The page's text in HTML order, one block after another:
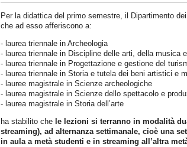
Per la didattica del primo semestre, il Dipartimento
che ad esso afferiscono a:
- laurea triennale in Archeologia
- laurea triennale in Discipline delle arti, della musica
- laurea triennale in Progettazione e gestione del
- laurea triennale in Storia e tutela dei beni artistici e
- lauree magistrale in Scienze archeologiche
- laurea magistrale in Scienze dello spettacolo e
- laurea magistrale in Storia dell’arte
ha stabilito che le lezioni si terranno in modalità
streaming), ad alternanza settimanale, cioè una
in aula a metà studenti e in streaming all’altra